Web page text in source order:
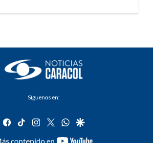
Síguenos en:
facebook
tiktok instagram
twitterwhatsapp
google
contenido en
youtube-